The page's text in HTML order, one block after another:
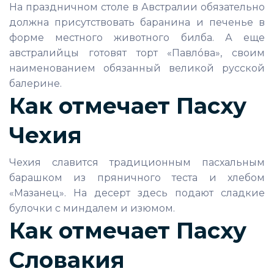
На праздничном столе в Австралии обязательно
должна присутствовать баранина и печенье в
форме местного животного билба. А еще
австралийцы готовят торт «Павлóва», своим
наименованием обязанный великой русской
балерине.
Как отмечает Пасху
Чехия
Чехия славится традиционным пасхальным
барашком из пряничного теста и хлебом
«Мазанец». На десерт здесь подают сладкие
булочки с миндалем и изюмом.
Как отмечает Пасху
Словакия